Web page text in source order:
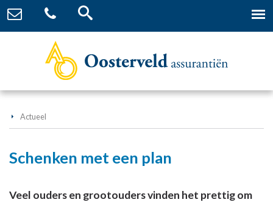
Actueel
Schenken met een plan
Veel ouders en grootouders vinden het prettig om